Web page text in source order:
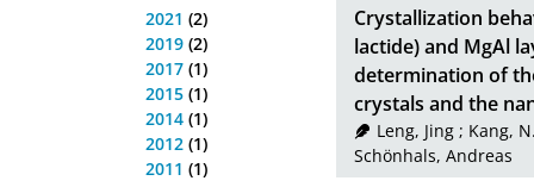
2021 (2)
2019 (2)
2017 (1)
2015 (1)
2014 (1)
2012 (1)
2011 (1)
Crystallization
lactide) and MgAl
determination of
crystals and the
Leng, Jing; Kang,
Schönhals, Andreas